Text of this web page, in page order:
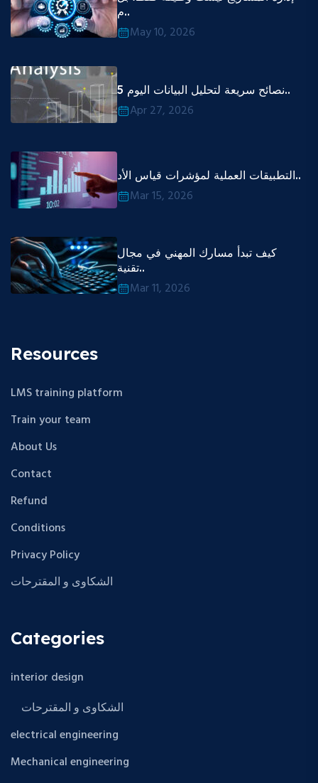
م..
May 10, 2026
5 نصائح سريعة لتحليل البيانات اليوم..
Apr 27, 2026
التطبيقات العملية لمؤشرات قياس الأد..
Mar 15, 2026
كيف تبدأ مسارك المهني في مجال
تقنية..
Mar 11, 2026
Resources
LMS training platform
Train your team
About Us
Contact
Refund
Conditions
Privacy Policy
الشكاوى و المقترحات
Categories
interior design
الشكاوى و المقترحات
electrical engineering
Mechanical engineering